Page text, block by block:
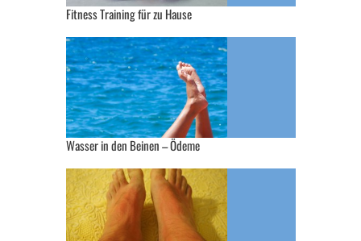
Fitness Training für zu Hause
Wasser in den Beinen – Ödeme